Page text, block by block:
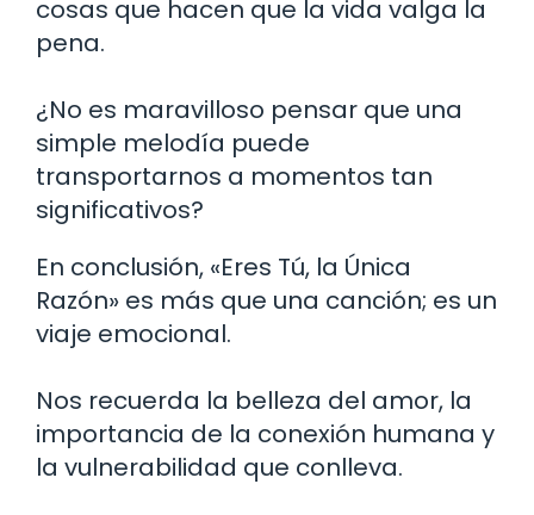
cosas que hacen que la vida valga la
pena.
¿No es maravilloso pensar que una
simple melodía puede
transportarnos a momentos tan
significativos?
En conclusión, «Eres Tú, la Única
Razón» es más que una canción; es un
viaje emocional.
Nos recuerda la belleza del amor, la
importancia de la conexión humana y
la vulnerabilidad que conlleva.